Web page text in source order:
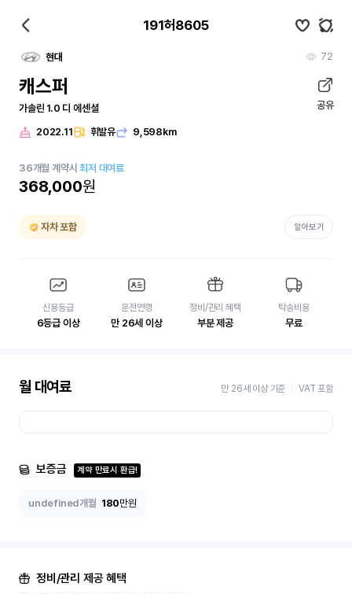
191허8605
현대 72
캐스퍼
가솔린 1.0 디 에센셜 공유
2022.11 휘발유 9,598km
36개월 계약시최저 대여료
368,000원
자차 포함 알아보기
신용등급
6등급 이상
운전연령
만 26세 이상
정비/관리 혜택
부분 제공
탁송비용
무료
월 대여료 만 26세 이상 기준 VAT 포함
보증금 계약 만료시 환급!
undefined개월 180만원
정비/관리 제공 혜택